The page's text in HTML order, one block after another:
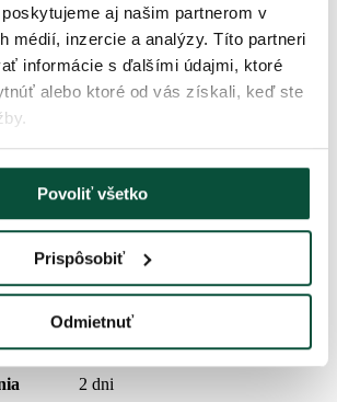
aj našim partnerom v
médií, inzercie a analýzy. Títo partneri
informácie s ďalšími údajmi, ktoré
alebo ktoré od vás získali, keď ste
Povoliť všetko
Prispôsobiť
Odmietnuť
2
3D/PVC 76/24
balenia) Kovový
snap tree
7
2 dni